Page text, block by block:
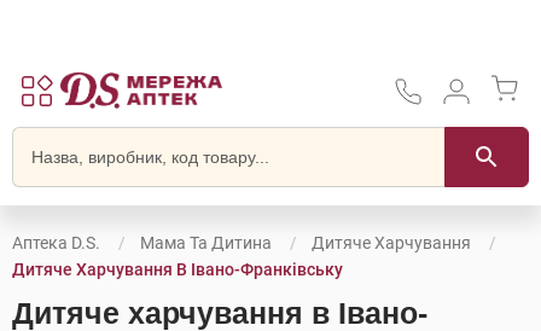
Аптека D.S. Мама Та Дитина
Дитяче Харчування
Дитяче Харчування В Івано-Франківську
Дитяче харчування в Івано-